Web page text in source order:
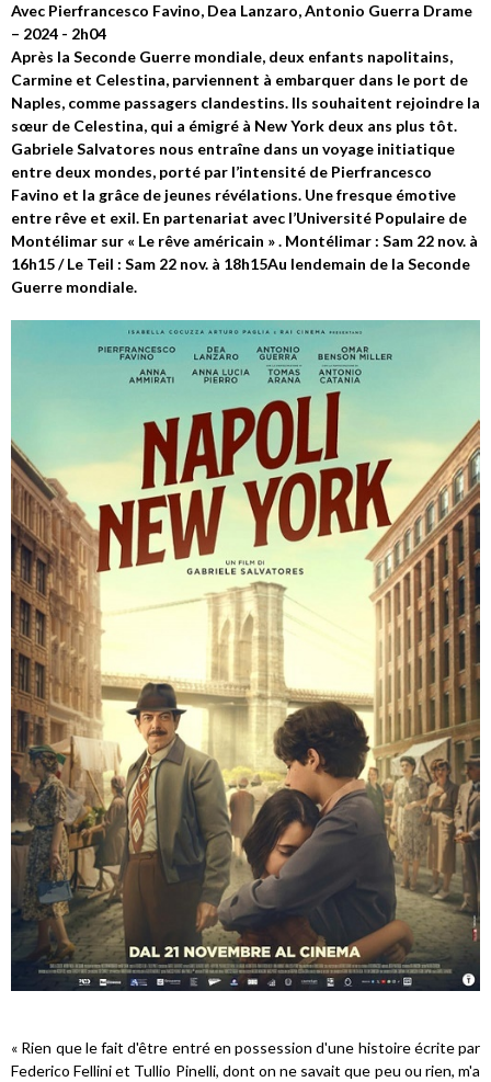
Avec Pierfrancesco Favino, Dea Lanzaro, Antonio Guerra Drame
– 2024 - 2h04
Après la Seconde Guerre mondiale, deux enfants napolitains,
Carmine et Celestina, parviennent à embarquer dans le port de
Naples, comme passagers clandestins. Ils souhaitent rejoindre la
sœur de Celestina, qui a émigré à New York deux ans plus tôt.
Gabriele Salvatores nous entraîne dans un voyage initiatique
entre deux mondes, porté par l’intensité de Pierfrancesco
Favino et la grâce de jeunes révélations. Une fresque émotive
entre rêve et exil. En partenariat avec l’Université Populaire de
Montélimar sur « Le rêve américain » . Montélimar : Sam 22 nov. à
16h15 / Le Teil : Sam 22 nov. à 18h15Au lendemain de la Seconde
Guerre mondiale.
« Rien que le fait d'être entré en possession d'une histoire écrite par
Federico Fellini et Tullio Pinelli, dont on ne savait que peu ou rien, m'a